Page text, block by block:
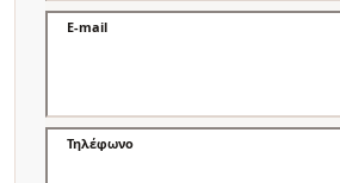
E-mail
Τηλέφωνο